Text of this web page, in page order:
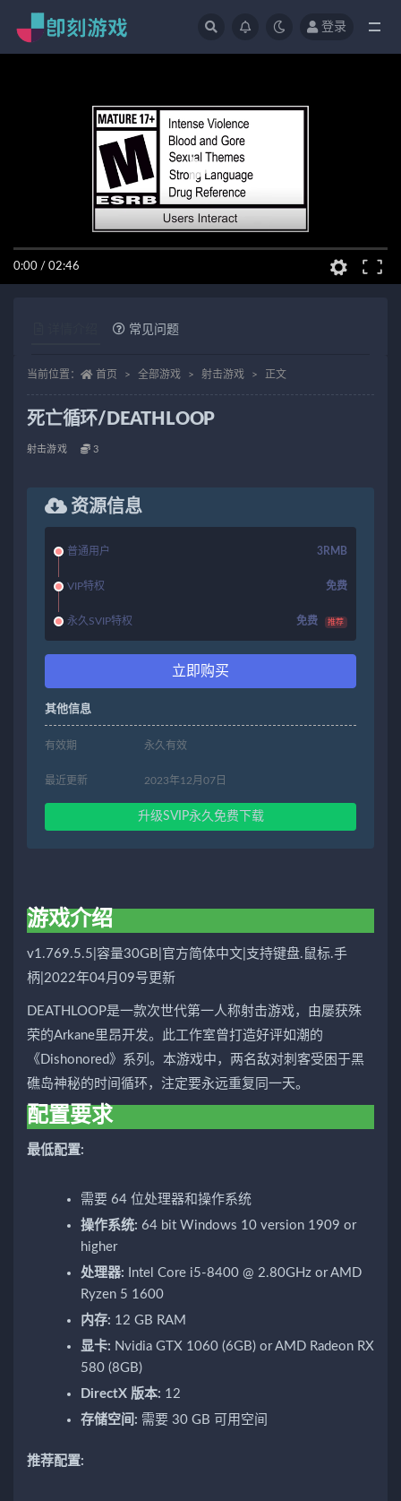
登录
0:00 / 02:46
常见问题
当前位置： 首页 全部游戏 射击游戏 正文
死亡循环/DEATHLOOP
射击游戏 3
资源信息
普通用户 3RMB
VIP特权 免费
永久SVIP特权 免费 推荐
立即购买
其他信息
有效期 永久有效
最近更新 2023年12月07日
升级SVIP永久免费下载
游戏介绍
v1.769.5.5|容量30GB|官方简体中文|支持键盘.鼠标.手
柄|2022年04月09号更新
DEATHLOOP是一款次世代第一人称射击游戏，由屡获殊
荣的Arkane里昂开发。此工作室曾打造好评如潮的
《Dishonored》系列。本游戏中，两名敌对刺客受困于黑
礁岛神秘的时间循环，注定要永远重复同一天。
配置要求
最低配置:
需要 64 位处理器和操作系统
操作系统: 64 bit Windows 10 version 1909 or
higher
处理器: Intel Core i5-8400 @ 2.80GHz or AMD
Ryzen 5 1600
内存: 12 GB RAM
显卡: Nvidia GTX 1060 (6GB) or AMD Radeon RX
580 (8GB)
DirectX 版本: 12
存储空间: 需要 30 GB 可用空间
推荐配置: